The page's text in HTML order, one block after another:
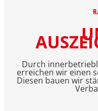
Durch
erreichen wir einen
Diesen bauen wir